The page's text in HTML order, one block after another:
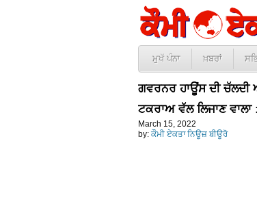
ਮੁਖੱ ਪੰਨਾ ਖ਼ਬਰਾਂ
ਗਵਰਨਰ ਹਾਊਂਸ ਦੀ
ਟਕਰਾਅ ਵੱਲ ਲਿਜਾਣ ਵਾਲਾ
March 15, 2022
by: ਕੌਮੀ ਏਕਤਾ ਨਿਊਜ਼ ਬੀਊਰੋ